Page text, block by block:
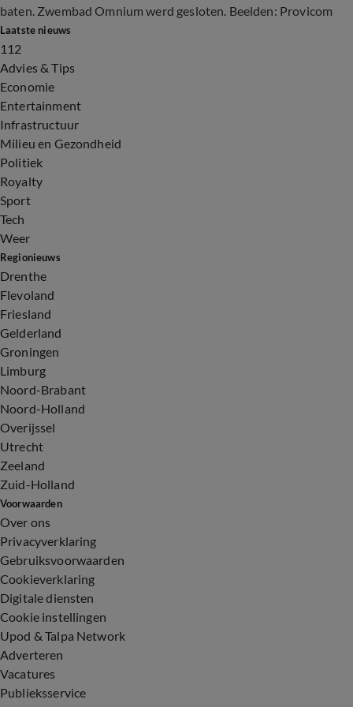
baten. Zwembad Omnium werd gesloten. Beelden: Provicom
Laatste nieuws
112
Advies & Tips
Economie
Entertainment
Infrastructuur
Milieu en Gezondheid
Politiek
Royalty
Sport
Tech
Weer
Regionieuws
Drenthe
Flevoland
Friesland
Gelderland
Groningen
Limburg
Noord-Brabant
Noord-Holland
Overijssel
Utrecht
Zeeland
Zuid-Holland
Voorwaarden
Over ons
Privacyverklaring
Gebruiksvoorwaarden
Cookieverklaring
Digitale diensten
Cookie instellingen
Upod & Talpa Network
Adverteren
Vacatures
Publieksservice